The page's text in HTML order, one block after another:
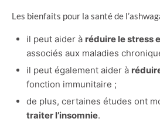
Les bienfaits pour la santé de
il peut aider à réduire le stress
associés aux maladies
il peut également aider à
fonction immunitaire ;
de plus, certaines études ont
traiter l’insomnie.